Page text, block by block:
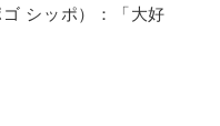
ゴ シッポ）：「大好